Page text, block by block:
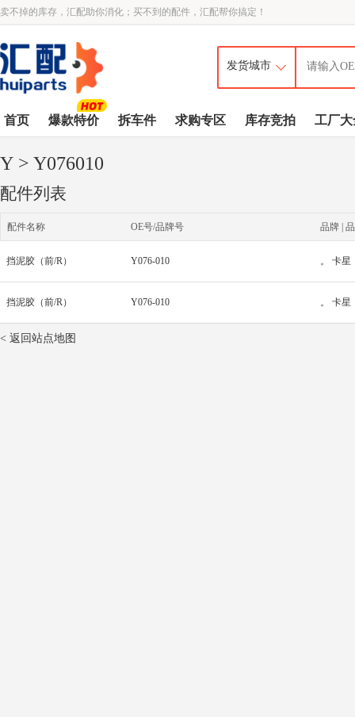
卖不掉的库存，汇配助你消化；买不到的配件，汇配帮你搞定！
首页 爆款特价 拆车件 求购专区 库存竞拍 工厂大
Y > Y076010
配件列表
配件名称 OE号/品牌号 品牌 |
挡泥胶（前/R） Y076-010 。 卡星
挡泥胶（前/R） Y076-010 。 卡星
< 返回站点地图